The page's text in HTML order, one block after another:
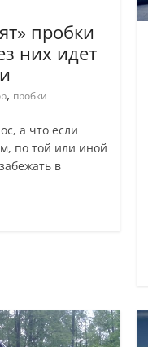
пробки
них идет
, пробки
а что если
по той или иной
в